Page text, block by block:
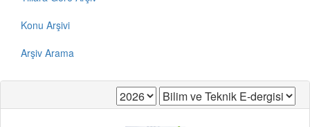
Konu Arşivi
Arşiv Arama